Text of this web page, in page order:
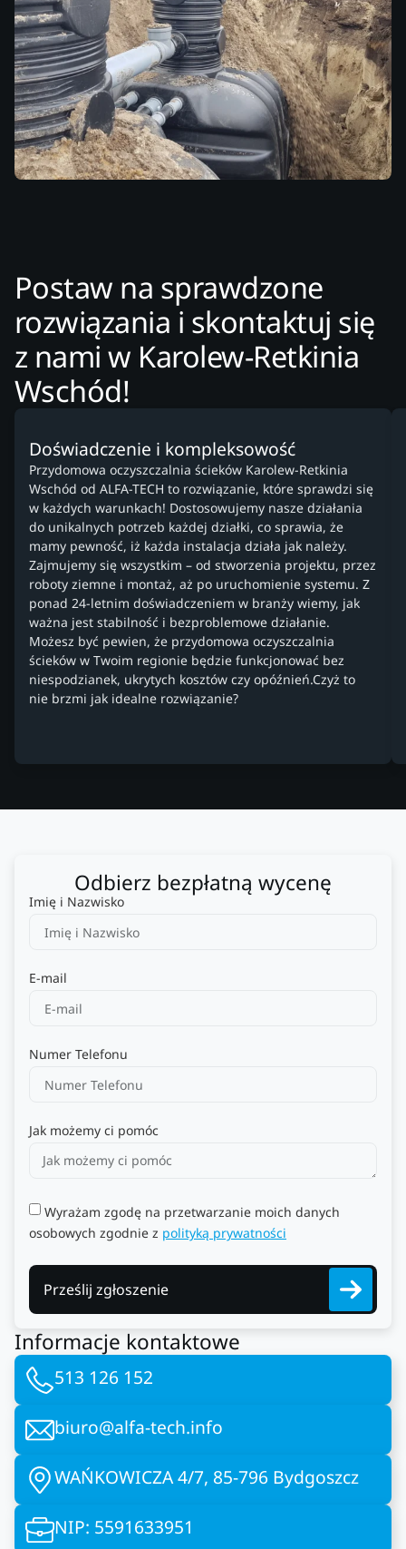
Postaw na sprawdzone
rozwiązania i skontaktuj się
z nami w Karolew-Retkinia
Wschód!
Doświadczenie i kompleksowość
Przydomowa oczyszczalnia ścieków Karolew-Retkinia
Wschód od ALFA-TECH to rozwiązanie, które sprawdzi się
w każdych warunkach! Dostosowujemy nasze działania
do unikalnych potrzeb każdej działki, co sprawia, że
mamy pewność, iż każda instalacja działa jak należy.
Zajmujemy się wszystkim – od stworzenia projektu, przez
roboty ziemne i montaż, aż po uruchomienie systemu. Z
ponad 24-letnim doświadczeniem w branży wiemy, jak
ważna jest stabilność i bezproblemowe działanie.
Możesz być pewien, że przydomowa oczyszczalnia
ścieków w Twoim regionie będzie funkcjonować bez
niespodzianek, ukrytych kosztów czy opóźnień.Czyż to
nie brzmi jak idealne rozwiązanie?
Odbierz bezpłatną wycenę
Imię i Nazwisko
E-mail
Numer Telefonu
Jak możemy ci pomóc
Wyrażam zgodę na przetwarzanie moich danych
osobowych zgodnie z polityką prywatności
Prześlij zgłoszenie
Informacje kontaktowe
513 126 152
biuro@alfa-tech.info
WAŃKOWICZA 4/7, 85-796 Bydgoszcz
NIP: 5591633951